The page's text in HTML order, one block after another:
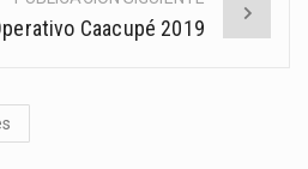
Caacupé 2019